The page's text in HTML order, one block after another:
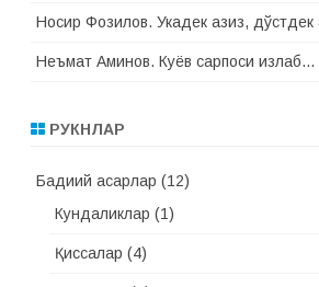
Носир Фозилов. Укадек азиз, дўстдек
Неъмат Аминов. Куёв сарпоси излаб…
РУКНЛАР
Бадиий асарлар (12)
Кундаликлар (1)
Қиссалар (4)